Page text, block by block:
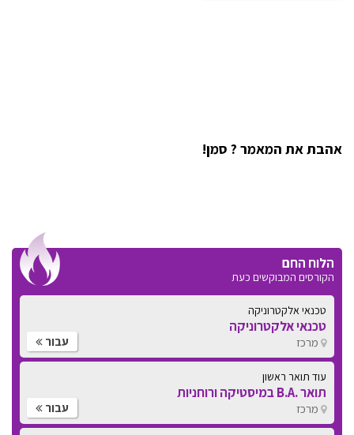
אהבת את המאמר ? סמן!
הלוח החם
הקורסים המבוקשים כעת
טכנאי אלקטרוניקה
טכנאי אלקטרוניקה
מרכז עבור
עוד תואר ראשון
תואר .B.A במיסטיקה ורוחניות
מרכז עבור